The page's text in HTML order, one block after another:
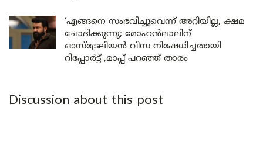
‘എങ്ങനെ സംഭവിച്ചുവെന്ന് അറിയില്ല, ക്ഷമ
ചോദിക്കുന്നു; മോഹൻലാലിന്
ഓസ്ട്രേലിയൻ വിസ നിഷേധിച്ചതായി
റിപ്പോർട്ട് ,മാപ്പ് പറഞ്ഞ് താരം
Discussion about this post